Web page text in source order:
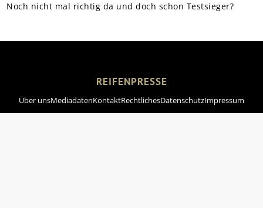
Noch nicht mal richtig da und doch schon Testsieger?
REIFENPRESSE
Über unsMediadatenKontaktRechtlichesDatenschutzImpressum